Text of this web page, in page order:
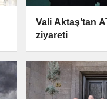
Vali Aktaş’tan
ziyareti